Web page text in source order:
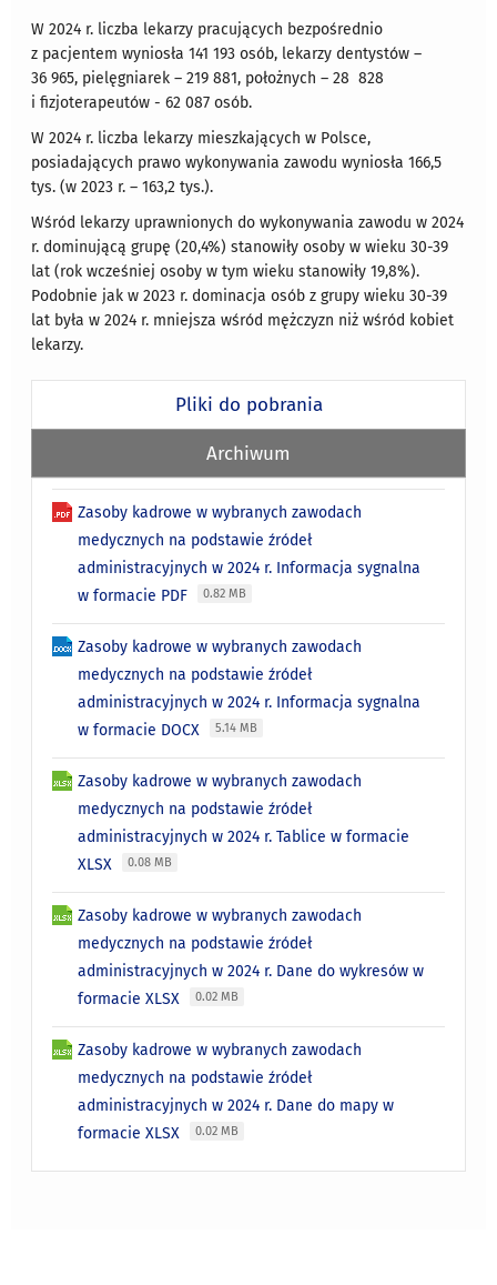
W 2024 r. liczba lekarzy pracujących bezpośrednio
z pacjentem wyniosła 141 193 osób, lekarzy dentystów –
36 965, pielęgniarek – 219 881, położnych – 28 828
i fizjoterapeutów - 62 087 osób.
W 2024 r. liczba lekarzy mieszkających w Polsce,
posiadających prawo wykonywania zawodu wyniosła 166,5
tys. (w 2023 r. – 163,2 tys.).
Wśród lekarzy uprawnionych do wykonywania zawodu w 2024
r. dominującą grupę (20,4%) stanowiły osoby w wieku 30-39
lat (rok wcześniej osoby w tym wieku stanowiły 19,8%).
Podobnie jak w 2023 r. dominacja osób z grupy wieku 30-39
lat była w 2024 r. mniejsza wśród mężczyzn niż wśród kobiet
lekarzy.
Pliki do pobrania
Archiwum
Zasoby kadrowe w wybranych zawodach
medycznych na podstawie źródeł
administracyjnych w 2024 r. Informacja sygnalna
w formacie PDF
0.82 MB
Zasoby kadrowe w wybranych zawodach
medycznych na podstawie źródeł
administracyjnych w 2024 r. Informacja sygnalna
w formacie DOCX
5.14 MB
Zasoby kadrowe w wybranych zawodach
medycznych na podstawie źródeł
administracyjnych w 2024 r. Tablice w formacie
XLSX
0.08 MB
Zasoby kadrowe w wybranych zawodach
medycznych na podstawie źródeł
administracyjnych w 2024 r. Dane do wykresów w
formacie XLSX
0.02 MB
Zasoby kadrowe w wybranych zawodach
medycznych na podstawie źródeł
administracyjnych w 2024 r. Dane do mapy w
formacie XLSX
0.02 MB